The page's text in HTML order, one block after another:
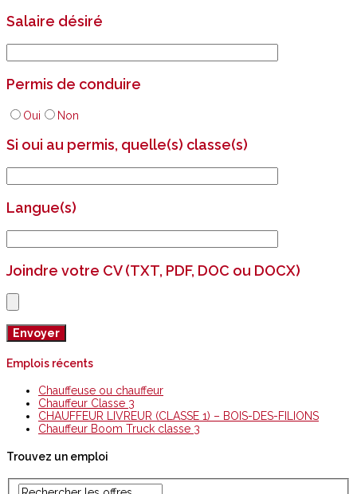
Salaire désiré
Permis de conduire
Oui Non
Si oui au permis, quelle(s) classe(s)
Langue(s)
Joindre votre CV (TXT, PDF, DOC ou DOCX)
Emplois récents
Chauffeuse ou chauffeur
Chauffeur Classe 3
CHAUFFEUR LIVREUR (CLASSE 1) – BOIS-DES-FILIONS
Chauffeur Boom Truck classe 3
Trouvez un emploi